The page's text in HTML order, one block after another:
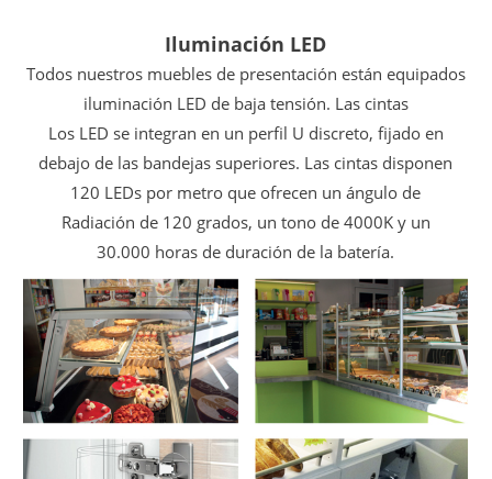
Iluminación LED
Todos nuestros muebles de presentación están equipados
iluminación LED de baja tensión. Las cintas
Los LED se integran en un perfil U discreto, fijado en
debajo de las bandejas superiores. Las cintas disponen
120 LEDs por metro que ofrecen un ángulo de
Radiación de 120 grados, un tono de 4000K y un
30.000 horas de duración de la batería.